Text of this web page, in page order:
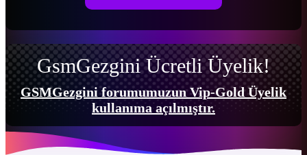
GsmGezgini Ücretli Üyelik!
GSMGezgini forumumuzun Vip-Gold Üyelik
kullanıma açılmıştır.